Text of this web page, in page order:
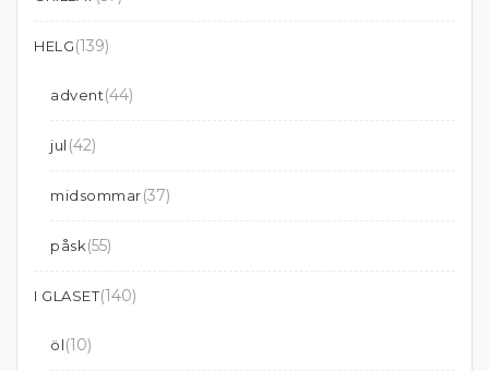
HELG(139)
advent(44)
jul (42)
midsommar(37)
påsk(55)
I GLASET(140)
öl(10)